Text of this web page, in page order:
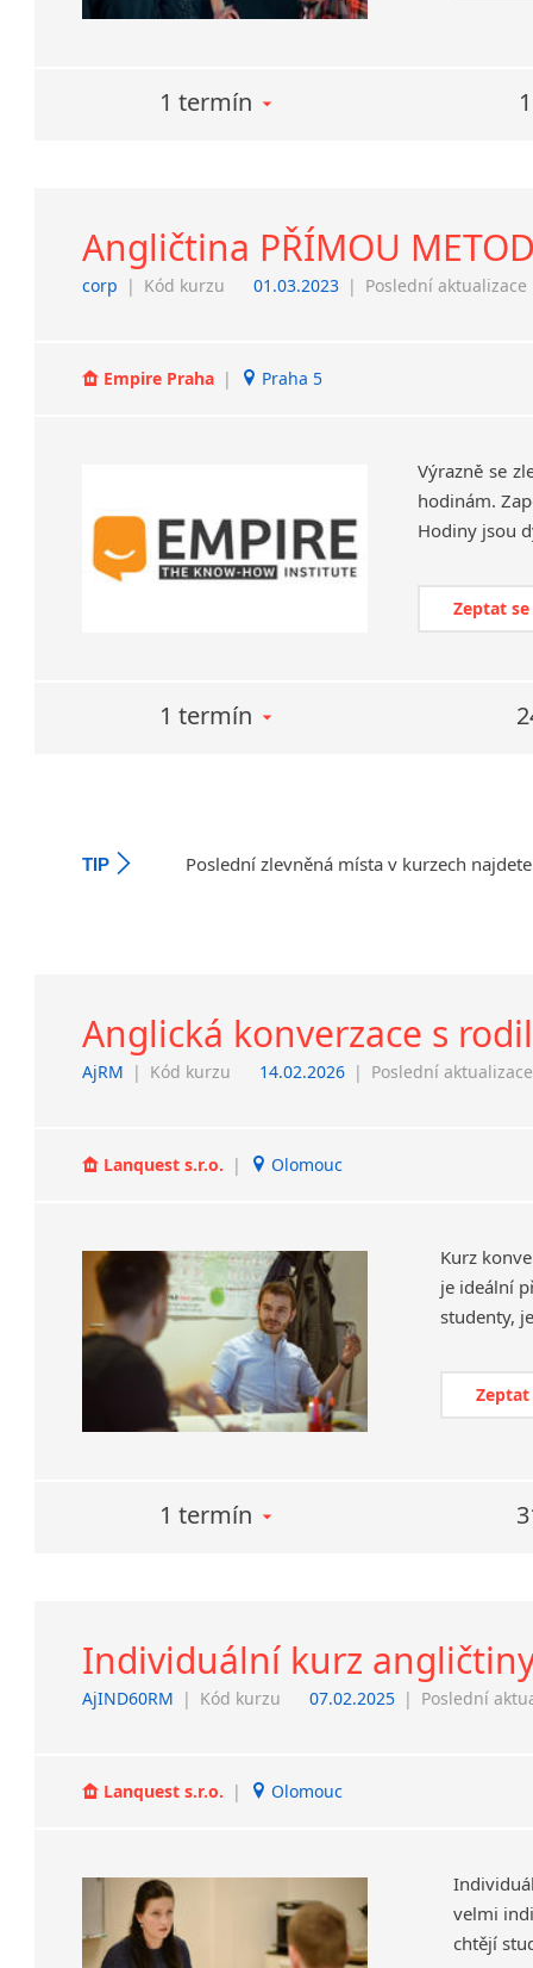
1 termín
Angličtina PŘÍMOU
corp | Kód kurzu 01.03.2023 | Poslední aktualizace
Empire Praha | Praha 5
Výrazně se
hodinám.
Zeptat
1 termín
TIP Poslední zlevněná místa v kurzech
Anglická konverzace s
AjRM | Kód kurzu 14.02.2026 | Poslední aktualizace
Lanquest s.r.o. | Olomouc
Kurz
je ideální
Zeptat
1 termín
Individuální kurz
AjIND60RM | Kód kurzu 07.02.2025 | Poslední
Lanquest s.r.o. | Olomouc
velmi